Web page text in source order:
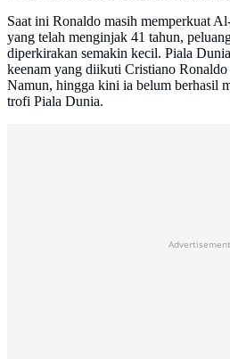
Saat ini Ronaldo masih memperkuat
yang telah menginjak 41 tahun,
diperkirakan semakin kecil. Piala
keenam yang diikuti Cristiano Ronaldo
Namun, hingga kini ia belum berhasil
trofi Piala Dunia.
Advertisement